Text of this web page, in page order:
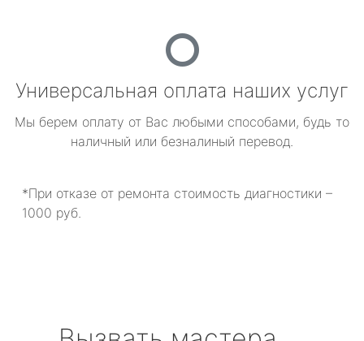
Универсальная оплата наших услуг
Мы берем оплату от Вас любыми способами, будь то
наличный или безналиный перевод.
*При отказе от ремонта стоимость диагностики –
1000 руб.